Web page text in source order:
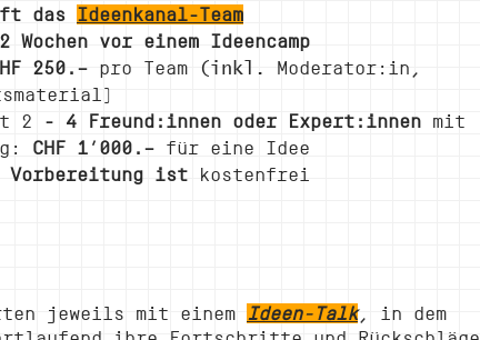
das Ideenkanal-Team
2 Wochen vor einem Ideencamp
250.– pro Team (inkl. Moderator:in,
2 - 4 Freund:innen oder Expert:innen mit
CHF 1’000.– für eine Idee
Vorbereitung ist kostenfrei
jeweils mit einem Ideen-Talk, in dem